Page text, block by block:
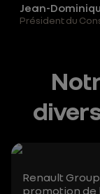
Jean-
Président du
Renault
promotion de